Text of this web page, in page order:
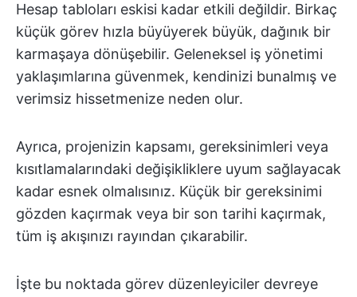
Hesap tabloları eskisi kadar etkili değildir. Birkaç
küçük görev hızla büyüyerek büyük, dağınık bir
karmaşaya dönüşebilir. Geleneksel iş yönetimi
yaklaşımlarına güvenmek, kendinizi bunalmış ve
verimsiz hissetmenize neden olur.
Ayrıca, projenizin kapsamı, gereksinimleri veya
kısıtlamalarındaki değişikliklere uyum sağlayacak
kadar esnek olmalısınız. Küçük bir gereksinimi
gözden kaçırmak veya bir son tarihi kaçırmak,
tüm iş akışınızı rayından çıkarabilir.
İşte bu noktada görev düzenleyiciler devreye